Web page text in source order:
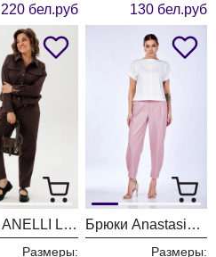
220 бел.руб
130 бел.руб
Брюки ANELLI LAUREL 1853 горячий шоколад
Размеры:
Брюки Anastasia 979-3 холодный розовый
Размеры: